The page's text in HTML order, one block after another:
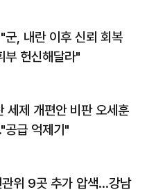
, 내란 이후 신뢰 회복
헌신해달라"
세제 개편안 비판 오세훈
공급 억제기"
관위 9곳 추가 압색…강남